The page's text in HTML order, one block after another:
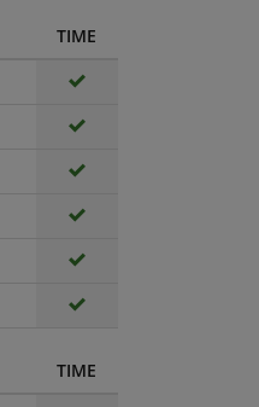
TIME
TIME